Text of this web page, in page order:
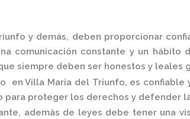
y demás, deben proporcionar
comunicación constante y un
siempre deben ser honestos y leales
en Villa Maria del Triunfo, es confiable
proteger los derechos y defender
además de leyes debe tener una